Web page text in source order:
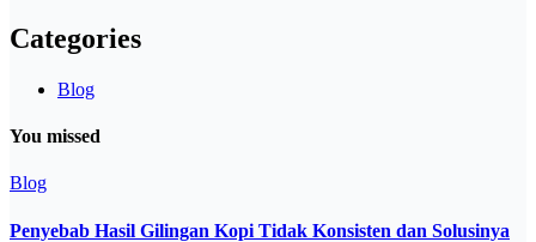
Categories
Blog
You missed
Blog
Penyebab Hasil Gilingan Kopi Tidak Konsisten dan Solusinya